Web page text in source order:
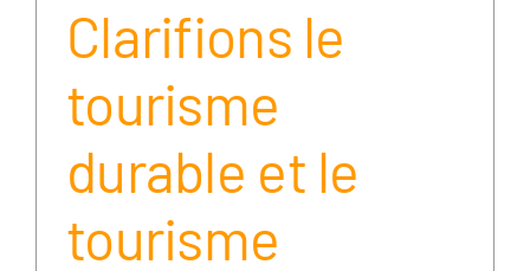
Clarifions le
tourisme
durable et le
tourisme